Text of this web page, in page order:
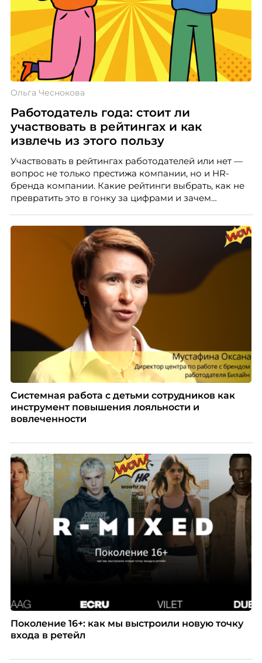
Ольга Чеснокова
Работодатель года: стоит ли
участвовать в рейтингах и как
извлечь из этого пользу
Участвовать в рейтингах работодателей или нет —
вопрос не только престижа компании, но и HR-
бренда компании. Какие рейтинги выбрать, как не
превратить это в гонку за цифрами и зачем
Чеснокова, HR-директор Right line.
Системная работа с детьми сотрудников как
инструмент повышения лояльности и
вовлеченности
Поколение 16+: как мы выстроили новую точку
входа в ретейл